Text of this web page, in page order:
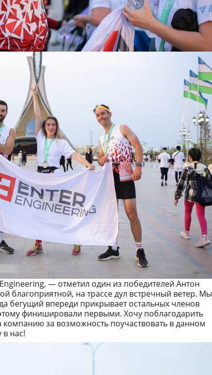
— отметил один из победителей Антон
благоприятной, на трассе дул встречный ветер. Мы
бегущий впереди прикрывает остальных членов
финишировали первыми. Хочу поблагодарить
компанию за возможность поучаствовать в данном
нас!